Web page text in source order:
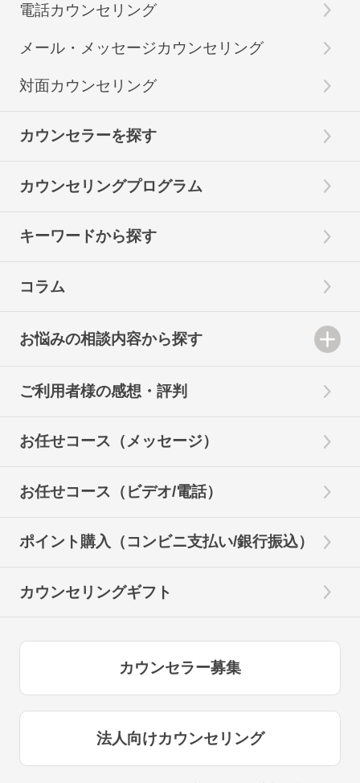
電話カウンセリング
メール・メッセージカウンセリング
対面カウンセリング
カウンセラーを探す
カウンセリングプログラム
キーワードから探す
コラム
お悩みの相談内容から探す
ご利用者様の感想・評判
お任せコース（メッセージ）
お任せコース（ビデオ/電話）
ポイント購入（コンビニ支払い/銀行振込）
カウンセリングギフト
カウンセラー募集
法人向けカウンセリング